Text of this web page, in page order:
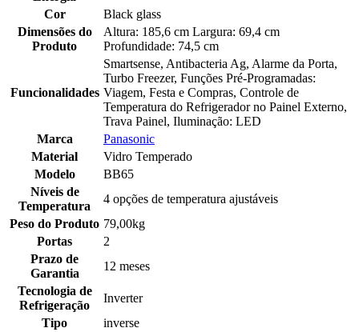
Cor
Black glass
Dimensões do
Produto
Altura: 185,6 cm Largura: 69,4 cm
Profundidade: 74,5 cm
Funcionalidades
Smartsense, Antibacteria Ag, Alarme da Porta,
Turbo Freezer, Funções Pré-Programadas:
Viagem, Festa e Compras, Controle de
Temperatura do Refrigerador no Painel Externo,
Trava Painel, Iluminação: LED
Marca
Panasonic
Material
Vidro Temperado
Modelo
BB65
Níveis de
Temperatura
4 opções de temperatura ajustáveis
Peso do Produto 79,00kg
Portas
2
Prazo de
Garantia
12 meses
Tecnologia de
Refrigeração
Inverter
Tipo
inverse